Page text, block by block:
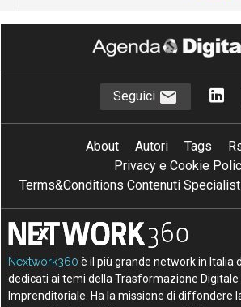
Seguici
About Autori Tags
Privacy e Cookie
Terms&Conditions Contenuti
Nextwork360 è il più grande network in Italia
dedicati ai temi della Trasformazione Digitale
Imprenditoriale. Ha la missione di diffondere